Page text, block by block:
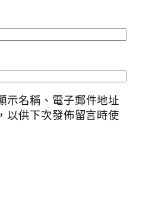
示名稱、電子郵件地址
以供下次發佈留言時使